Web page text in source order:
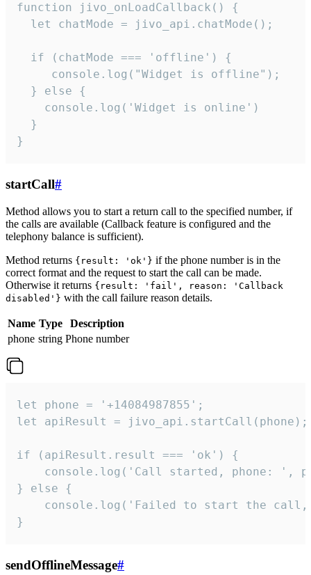
function jivo_onLoadCallback() {
  let chatMode = jivo_api.chatMode();
  if (chatMode === 'offline') {
     console.log("Widget is offline");
  } else {
    console.log('Widget is online')
  }
}
startCall#
Method allows you to start a return call to the specified number, if
the calls are available (Callback feature is configured and the
telephony balance is sufficient).
Method returns {result: 'ok'} if the phone number is in the
correct format and the request to start the call can be made.
Otherwise it returns {result: 'fail', reason: 'Callback
disabled'} with the call failure reason details.
Name Type
Description
phone string Phone number
let phone = '+14084987855';
let apiResult = jivo_api.startCall(phone);
if (apiResult.result === 'ok') {
console.log('Call started, phone: ',
} else {
console.log('Failed to start the
}
sendOfflineMessage#